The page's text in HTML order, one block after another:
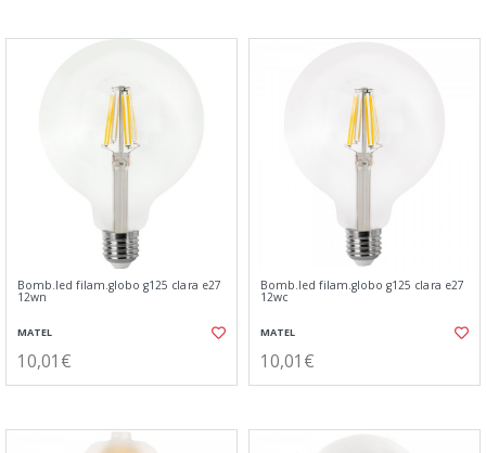
Bomb.led filam.globo g125 clara e27
12wn
MATEL
10,01€
Bomb.led filam.globo g125 clara e27
12wc
MATEL
10,01€